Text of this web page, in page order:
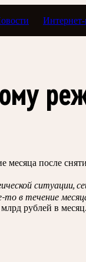
после
в течение
рублей в месяц.